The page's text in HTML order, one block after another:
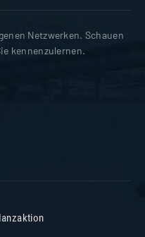
Netzwerken. Schauen
kennenzulernen.